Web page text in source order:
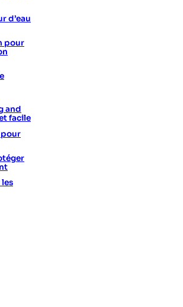
d’eau
pour
and
facile
pour